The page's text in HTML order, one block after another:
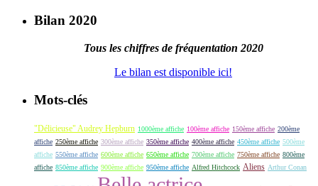
Bilan 2020
Tous les chiffres de fréquentation 2020
Le bilan est disponible ici!
Mots-clés
"Délicieuse" Audrey Hepburn 1000ème affiche 100ème affiche 150ème affiche 200ème
affiche 250ème affiche 300ème affiche 350ème affiche 400ème affiche 450ème affiche 500ème
affiche 550ème affiche 600ème affiche 650ème affiche 700ème affiche 750ème affiche 800ème
affiche 850ème affiche 900ème affiche 950ème affiche Alfred Hitchcock Aliens Arthur Conan